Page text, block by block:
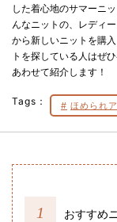
した着心地のサマーニ
んなニットの、レディ
から新しいニットを購
トを探している人はぜ
あわせて紹介します！
Tags： ほめられ
おすすめ